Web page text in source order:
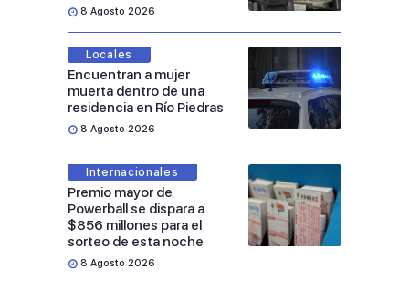
8 Agosto 2026
Locales
Encuentran a mujer
muerta dentro de una
residencia en Río Piedras
8 Agosto 2026
Internacionales
Premio mayor de
Powerball se dispara a
$856 millones para el
sorteo de esta noche
8 Agosto 2026